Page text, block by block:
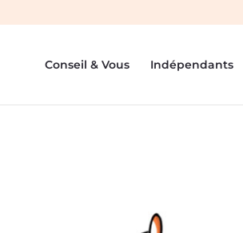
Conseil & Vous Indépendants